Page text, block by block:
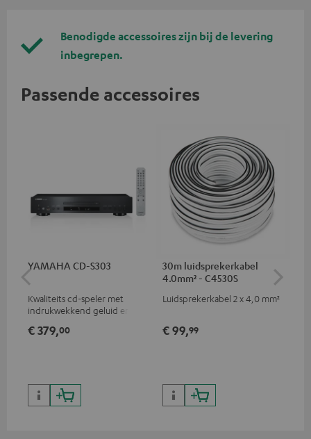
Benodigde accessoires zijn bij de levering
inbegrepen.
Passende accessoires
YAMAHA CD-S303
Kwaliteits cd-speler met
indrukwekkend geluid en
€ 379,00
30m luidsprekerkabel
4.0mm² - C4530S
Luidsprekerkabel 2 x 4,0 mm²
€ 99,99